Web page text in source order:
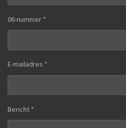
06-nummer *
E-mailadres *
Bericht *